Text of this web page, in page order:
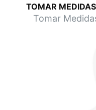
TOMAR
Tomar